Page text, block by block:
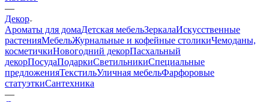
—
Декор
Ароматы для домаДетская мебельЗеркалаИскусственные
растенияМебельЖурнальные и кофейные столикиЧемоданы,
косметичкиНовогодний декорПасхальный
декорПосудаПодаркиСветильникиСпециальные
предложенияТекстильУличная мебельФарфоровые
статуэткиСантехника
—